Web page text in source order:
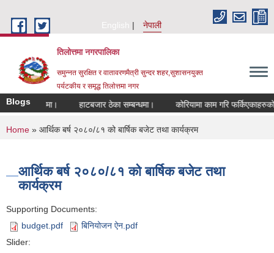
English
नेपाली
तिलोत्तमा नगरपालिका
समुन्नत सुरक्षित र वातावरणमैत्री सुन्दर शहर,सुशासनयुक्त
पर्यटकीय र समृद्ध तिलाेत्तमा नगर
Blogs
सम्बन्धमा। हाटबजार ठेका सम्बन्धमा। कोरियामा काम गरि फर्किएकाहरुको
You are here
Home » आर्थिक बर्ष २०८०/८१ को बार्षिक बजेट तथा कार्यक्रम
आर्थिक बर्ष २०८०/८१ को बार्षिक बजेट तथा
कार्यक्रम
Supporting Documents:
budget.pdf
बिनियोजन ऐन.pdf
Slider: